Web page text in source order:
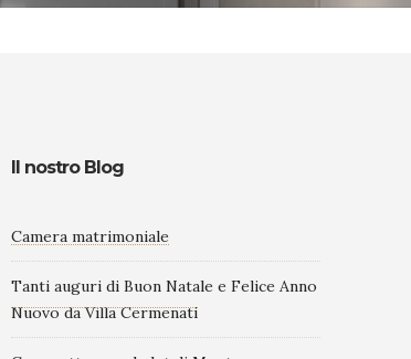
Il nostro Blog
Camera matrimoniale
Tanti auguri di Buon Natale e Felice Anno
Nuovo da Villa Cermenati